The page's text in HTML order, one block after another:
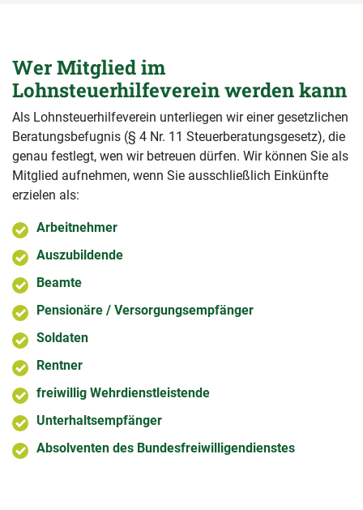
Wer Mitglied im
Lohnsteuerhilfeverein werden kann
Als Lohnsteuerhilfeverein unterliegen wir einer gesetzlichen
Beratungsbefugnis (§ 4 Nr. 11 Steuerberatungsgesetz), die
genau festlegt, wen wir betreuen dürfen. Wir können Sie als
Mitglied aufnehmen, wenn Sie ausschließlich Einkünfte
erzielen als:
Arbeitnehmer
Auszubildende
Beamte
Pensionäre / Versorgungsempfänger
Soldaten
Rentner
freiwillig Wehrdienstleistende
Unterhaltsempfänger
Absolventen des Bundesfreiwilligendienstes